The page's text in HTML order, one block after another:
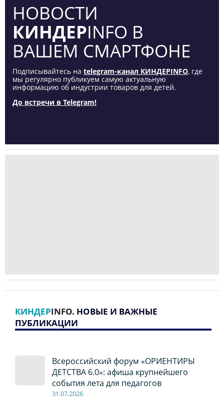
НОВОСТИ
КИНДЕРINFO В
ВАШЕМ СМАРТФОНЕ
Подписывайтесь на telegram-канал КИНДЕРINFO, где
мы регулярно публикуем самую актуальную
информацию об индустрии товаров для детей.
До встречи в Telegram!
КИНДЕРINFO. НОВЫЕ И ВАЖНЫЕ
ПУБЛИКАЦИИ
Всероссийский форум «ОРИЕНТИРЫ
ДЕТСТВА 6.0»: афиша крупнейшего
события лета для педагогов
31.07.2026